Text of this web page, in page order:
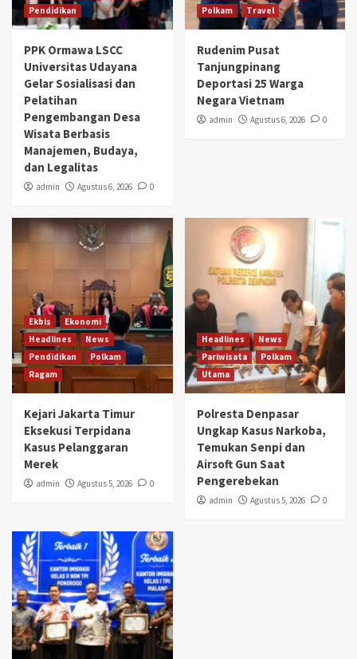
Pendidikan
PPK Ormawa LSCC
Universitas Udayana
Gelar Sosialisasi dan
Pelatihan
Pengembangan Desa
Wisata Berbasis
Manajemen, Budaya,
dan Legalitas
admin Agustus 6, 2026 0
Polkam
Travel
Rudenim Pusat
Tanjungpinang
Deportasi 25 Warga
Negara Vietnam
admin Agustus 6, 2026 0
Ekbis
Ekonomi
Headlines
News
Pendidikan
Polkam
Ragam
Kejari Jakarta Timur
Eksekusi Terpidana
Kasus Pelanggaran
Merek
admin Agustus 5, 2026 0
Headlines
News
Pariwisata
Polkam
Utama
Polresta Denpasar
Ungkap Kasus Narkoba,
Temukan Senpi dan
Airsoft Gun Saat
Pengerebekan
admin Agustus 5, 2026 0